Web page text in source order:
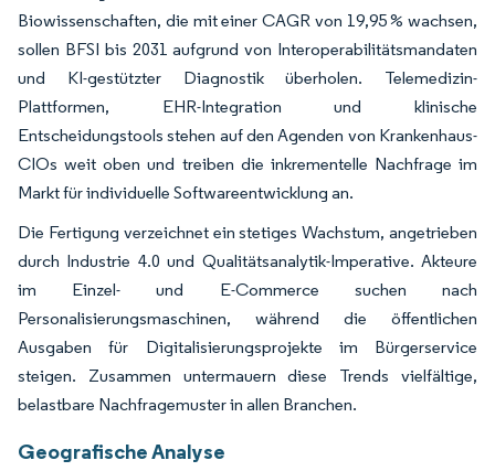
Biowissenschaften, die mit einer CAGR von 19,95 % wachsen,
sollen BFSI bis 2031 aufgrund von Interoperabilitätsmandaten
und KI-gestützter Diagnostik überholen. Telemedizin-
Plattformen, EHR-Integration und klinische
Entscheidungstools stehen auf den Agenden von Krankenhaus-
CIOs weit oben und treiben die inkrementelle Nachfrage im
Markt für individuelle Softwareentwicklung an.
Die Fertigung verzeichnet ein stetiges Wachstum, angetrieben
durch Industrie 4.0 und Qualitätsanalytik-Imperative. Akteure
im Einzel- und E-Commerce suchen nach
Personalisierungsmaschinen, während die öffentlichen
Ausgaben für Digitalisierungsprojekte im Bürgerservice
steigen. Zusammen untermauern diese Trends vielfältige,
belastbare Nachfragemuster in allen Branchen.
Geografische Analyse